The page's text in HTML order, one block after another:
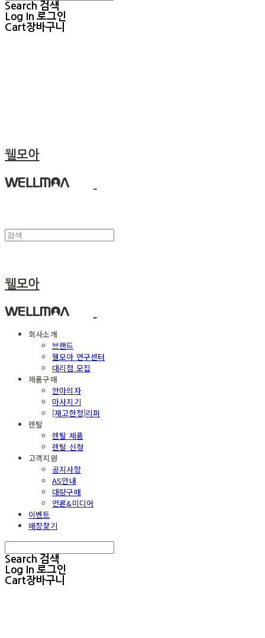
Search 검색
Log In 로그인
Cart장바구니
웰모아
웰모아
회사소개
브랜드
웰모아 연구센터
대리점 모집
제품구매
안마의자
마사지기
[재고한정]리퍼
렌탈
렌탈 제품
렌탈 신청
고객지원
공지사항
AS안내
대량구매
언론&미디어
이벤트
매장찾기
Search 검색
Log In 로그인
Cart장바구니